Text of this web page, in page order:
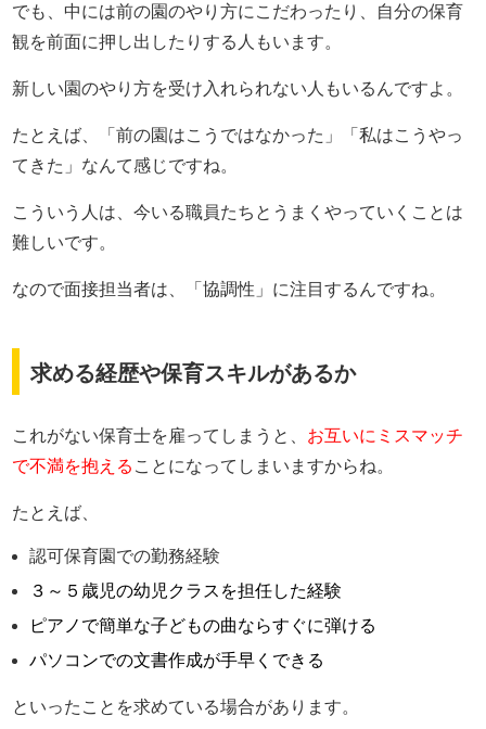
でも、中には前の園のやり方にこだわったり、自分の保育
観を前面に押し出したりする人もいます。
新しい園のやり方を受け入れられない人もいるんですよ。
たとえば、「前の園はこうではなかった」「私はこうやっ
てきた」なんて感じですね。
こういう人は、今いる職員たちとうまくやっていくことは
難しいです。
なので面接担当者は、「協調性」に注目するんですね。
求める経歴や保育スキルがあるか
これがない保育士を雇ってしまうと、 お互いにミスマッチ
で不満を抱える ことになってしまいますからね。
たとえば、
認可保育園での勤務経験
３～５歳児の幼児クラスを担任した経験
ピアノで簡単な子どもの曲ならすぐに弾ける
パソコンでの文書作成が手早くできる
といったことを求めている場合があります。